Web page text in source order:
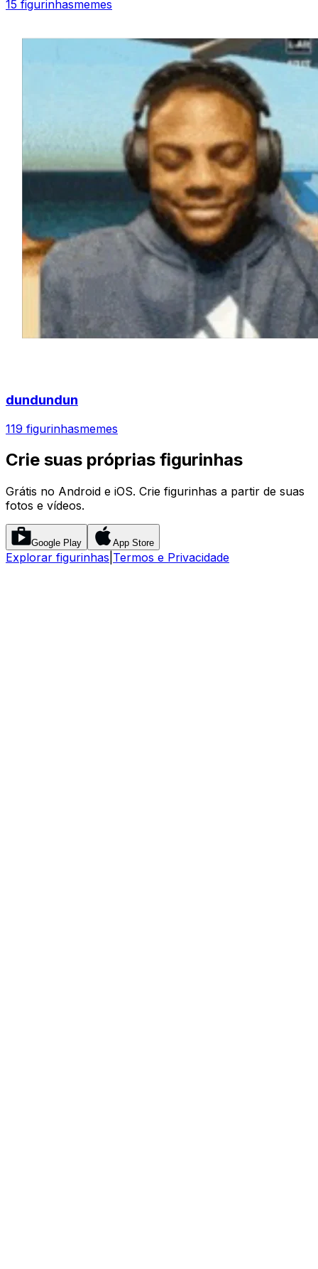
15 figurinhasmemes
dundundun
119 figurinhasmemes
Crie suas próprias figurinhas
Grátis no Android e iOS. Crie figurinhas a partir de suas
fotos e vídeos.
Google Play App Store
Explorar figurinhas Termos e Privacidade